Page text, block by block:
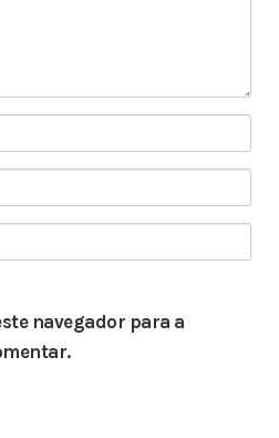
navegador para a